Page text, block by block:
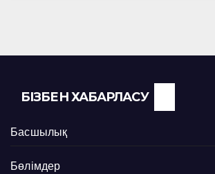
БІЗБЕН ХАБАРЛАСУ
Басшылық
Бөлімдер